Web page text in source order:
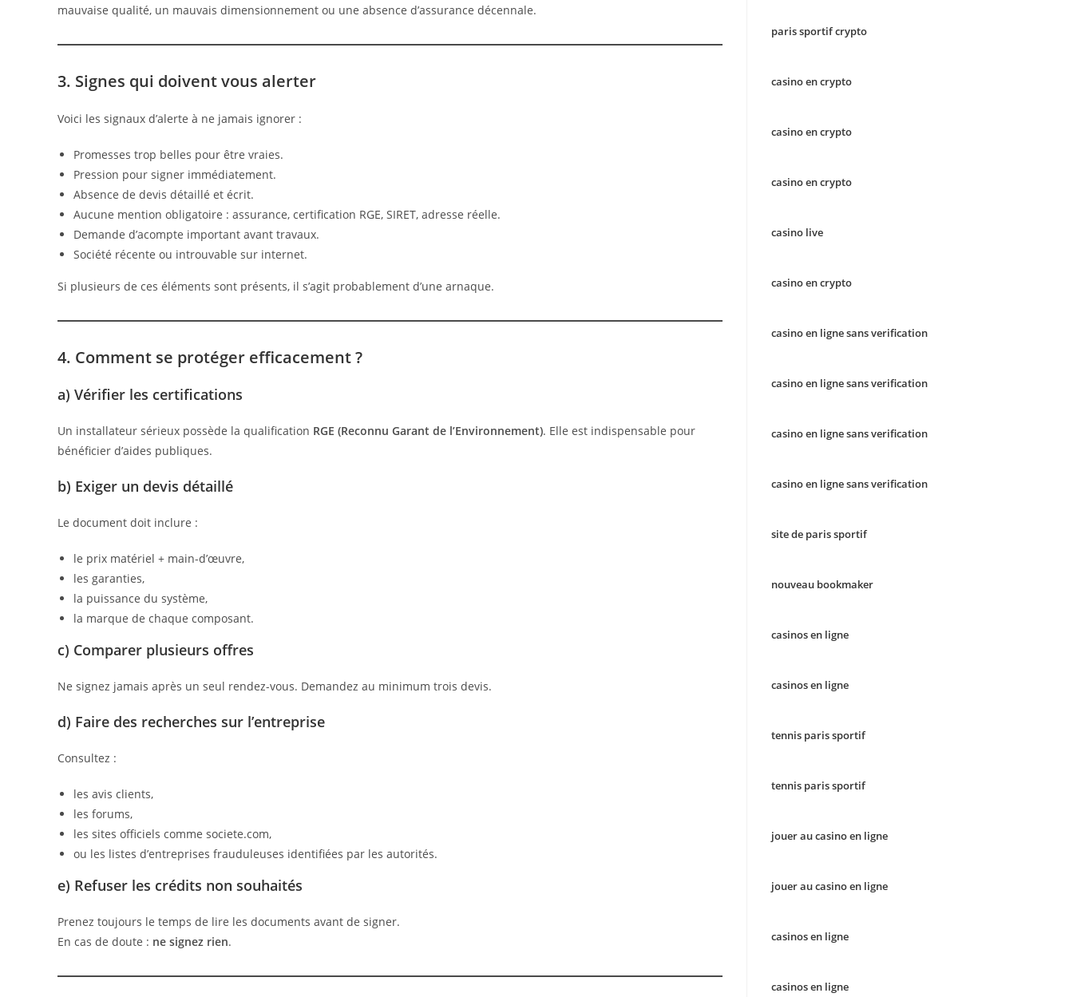
mauvaise qualité, un mauvais dimensionnement ou une absence d’assurance décennale.
3. Signes qui doivent vous alerter
Voici les signaux d’alerte à ne jamais ignorer :
Promesses trop belles pour être vraies.
Pression pour signer immédiatement.
Absence de devis détaillé et écrit.
Aucune mention obligatoire : assurance, certification RGE, SIRET, adresse réelle.
Demande d’acompte important avant travaux.
Société récente ou introuvable sur internet.
Si plusieurs de ces éléments sont présents, il s’agit probablement d’une arnaque.
4. Comment se protéger efficacement ?
a) Vérifier les certifications
Un installateur sérieux possède la qualification RGE (Reconnu Garant de l’Environnement). Elle est indispensable pour
bénéficier d’aides publiques.
b) Exiger un devis détaillé
Le document doit inclure :
le prix matériel + main-d’œuvre,
les garanties,
la puissance du système,
la marque de chaque composant.
c) Comparer plusieurs offres
Ne signez jamais après un seul rendez-vous. Demandez au minimum trois devis.
d) Faire des recherches sur l’entreprise
Consultez :
les avis clients,
les forums,
les sites officiels comme societe.com,
ou les listes d’entreprises frauduleuses identifiées par les autorités.
e) Refuser les crédits non souhaités
Prenez toujours le temps de lire les documents avant de signer.
En cas de doute : ne signez rien.
paris sportif crypto
casino en crypto
casino en crypto
casino en crypto
casino live
casino en crypto
casino en ligne sans verification
casino en ligne sans verification
casino en ligne sans verification
casino en ligne sans verification
site de paris sportif
nouveau bookmaker
casinos en ligne
casinos en ligne
tennis paris sportif
tennis paris sportif
jouer au casino en ligne
jouer au casino en ligne
casinos en ligne
casinos en ligne